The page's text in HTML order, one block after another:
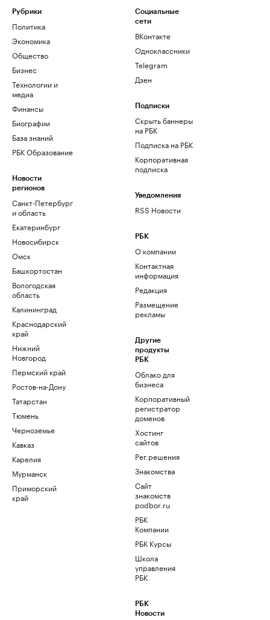
Рубрики
Политика
Экономика
Общество
Бизнес
Технологии и
медиа
Финансы
Биографии
База знаний
РБК Образование
Новости
регионов
Санкт-Петербург
и область
Екатеринбург
Новосибирск
Омск
Башкортостан
Вологодская
область
Калининград
Краснодарский
край
Нижний
Новгород
Пермский край
Ростов-на-Дону
Татарстан
Тюмень
Черноземье
Кавказ
Карелия
Мурманск
Приморский
край
Социальные
сети
ВКонтакте
Одноклассники
Telegram
Дзен
Подписки
Скрыть баннеры
на РБК
Подписка на РБК
Корпоративная
подписка
Уведомления
RSS Новости
РБК
О компании
Контактная
информация
Редакция
Размещение
рекламы
Другие
продукты
РБК
Облако для
бизнеса
Корпоративный
регистратор
доменов
Хостинг
сайтов
Рег.решения
Знакомства
Сайт
знакомств
podbor.ru
РБК
Компании
РБК Курсы
Школа
управления
РБК
РБК
Новости